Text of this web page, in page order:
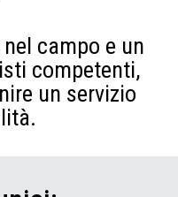
campo e un
competenti,
un servizio